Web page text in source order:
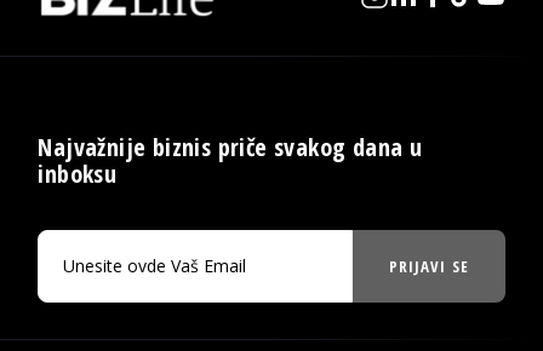
Najvažnije biznis priče svakog dana u
inboksu
PRIJAVI SE